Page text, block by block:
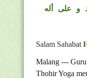
و على أله
Salam Sahabat
Malang ---
Thohir Yoga